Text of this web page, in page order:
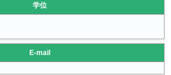
学位
E-mail